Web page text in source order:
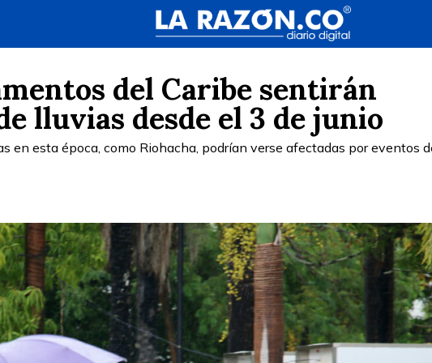
del Caribe sentirán
lluvias desde el 3 de junio
en esta época, como Riohacha, podrían verse afectadas por eventos